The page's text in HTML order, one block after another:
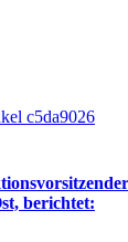
berichtet: